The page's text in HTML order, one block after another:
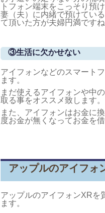
トフォン端末をこっそり預
妻（夫）に内緒で預けてい
て頂いた方が夫婦円満ですね
③生活に欠かせない
アイフォンなどのスマート
ます。
まだ使えるアイフォンや中
取る事をオススメ致します。
また、アイフォンはお金に
度お金が無くなってお金を
アップルのアイフ
アップルのアイフォンXRを
ます。